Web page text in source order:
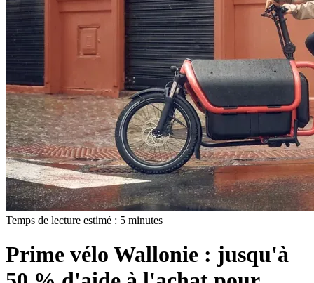
Temps de lecture estimé : 5 minutes
Prime vélo Wallonie : jusqu'à